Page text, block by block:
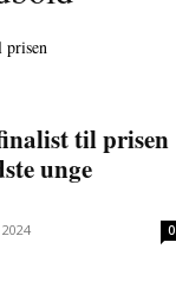
til prisen
unge
0